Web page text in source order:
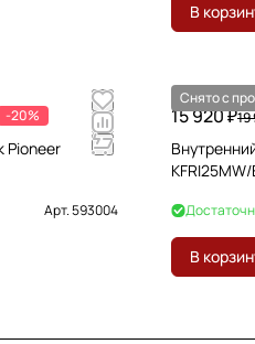
В
-20%
Pioneer
Арт.593004
Снято с
15 920 ₽19
В